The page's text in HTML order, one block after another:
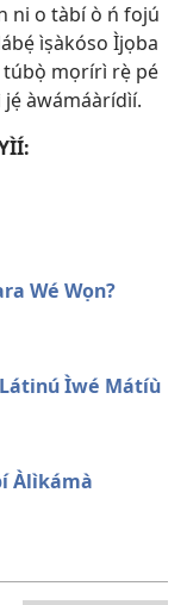
ni o tàbí ò ń fojú
ìṣàkóso Ìjọba
túbọ̀ mọrírì rẹ̀ pé
àwámáàrídìí.
Wé Wọn?
Ìwé Mátíù
Àlìkámà